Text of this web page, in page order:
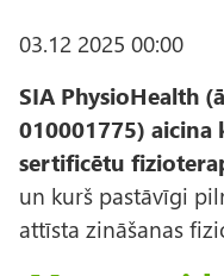
03.12 2025 00:00
SIA PhysioHealth
010001775)
sertificētu
un kurš pastāvīgi
attīsta zināšanas